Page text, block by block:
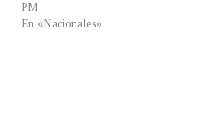
PM
En «Nacionales»